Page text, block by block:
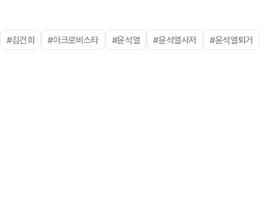
#김건희 #아크로비스타 #윤석열 #윤석열사저 #윤석열퇴거